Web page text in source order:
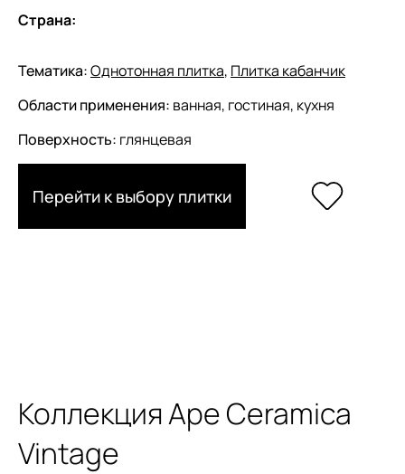
Страна:
Тематика:Однотонная плитка, Плитка кабанчик
Области применения: ванная, гостиная, кухня
Поверхность: глянцевая
Перейти к выбору плитки
Коллекция Ape Ceramica
Vintage